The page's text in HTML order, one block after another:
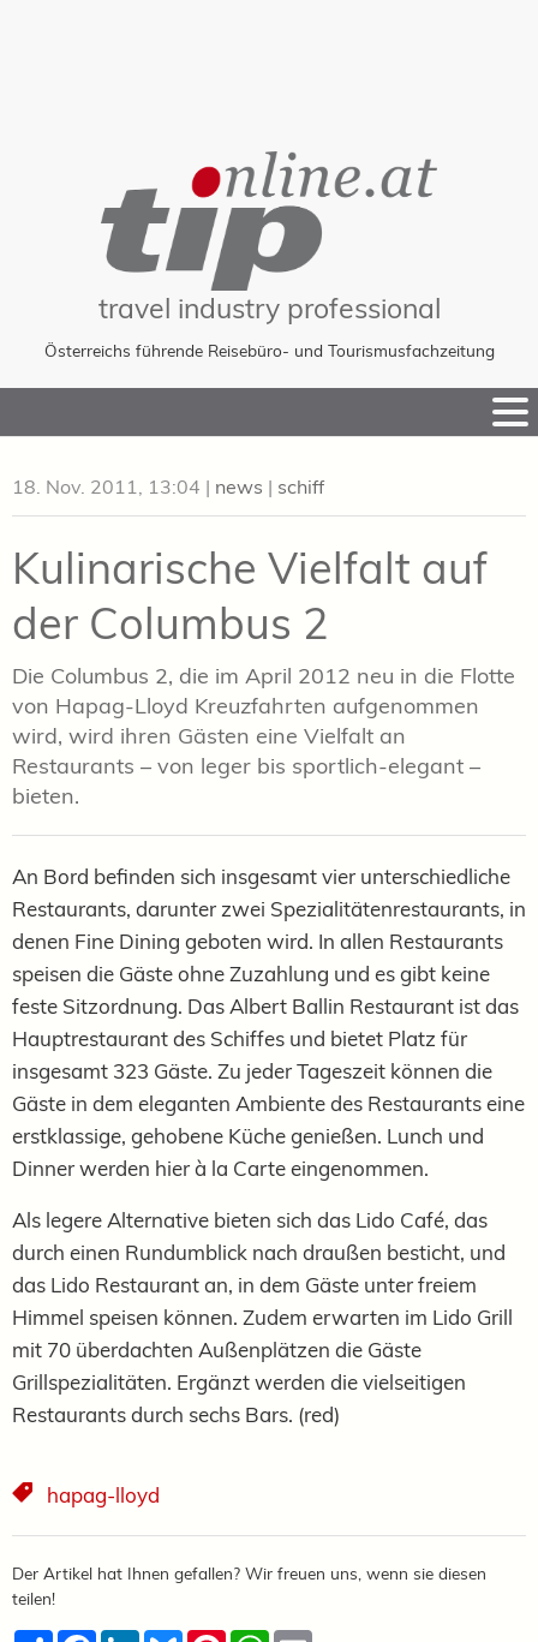
travel industry professional
Österreichs führende Reisebüro- und Tourismusfachzeitung
to
18. Nov. 2011, 13:04 | news | schiff
Kulinarische Vielfalt auf
der Columbus 2
Die Columbus 2, die im April 2012 neu in die Flotte
von Hapag-Lloyd Kreuzfahrten aufgenommen
wird, wird ihren Gästen eine Vielfalt an
Restaurants – von leger bis sportlich-elegant –
bieten.
An Bord befinden sich insgesamt vier unterschiedliche
Restaurants, darunter zwei Spezialitätenrestaurants, in
denen Fine Dining geboten wird. In allen Restaurants
speisen die Gäste ohne Zuzahlung und es gibt keine
feste Sitzordnung. Das Albert Ballin Restaurant ist das
Hauptrestaurant des Schiffes und bietet Platz für
insgesamt 323 Gäste. Zu jeder Tageszeit können die
Gäste in dem eleganten Ambiente des Restaurants eine
erstklassige, gehobene Küche genießen. Lunch und
Dinner werden hier à la Carte eingenommen.
Als legere Alternative bieten sich das Lido Café, das
durch einen Rundumblick nach draußen besticht, und
das Lido Restaurant an, in dem Gäste unter freiem
Himmel speisen können. Zudem erwarten im Lido Grill
mit 70 überdachten Außenplätzen die Gäste
Grillspezialitäten. Ergänzt werden die vielseitigen
Restaurants durch sechs Bars. (red)
hapag-lloyd
Der Artikel hat Ihnen gefallen? Wir freuen uns, wenn sie diesen
teilen!